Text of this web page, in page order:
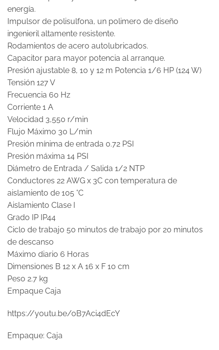
energía.
Impulsor de polisulfona, un polimero de diseño
ingenieril altamente resistente.
Rodamientos de acero autolubricados.
Capacitor para mayor potencia al arranque.
Presión ajustable 8, 10 y 12 m Potencia 1/6 HP (124 W)
Tensión 127 V
Frecuencia 60 Hz
Corriente 1 A
Velocidad 3,550 r/min
Flujo Máximo 30 L/min
Presión mínima de entrada 0.72 PSI
Presión máxima 14 PSI
Diámetro de Entrada / Salida 1/2 NTP
Conductores 22 AWG x 3C con temperatura de
aislamiento de 105 °C
Aislamiento Clase I
Grado IP IP44
Ciclo de trabajo 50 minutos de trabajo por 20 minutos
de descanso
Máximo diario 6 Horas
Dimensiones B 12 x A 16 x F 10 cm
Peso 2.7 kg
Empaque Caja
https://youtu.be/oB7Aci4dEcY
Empaque: Caja